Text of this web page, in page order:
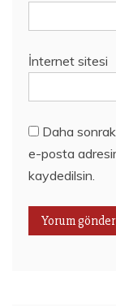
İnternet sitesi
Daha
e-posta
kaydedilsin.